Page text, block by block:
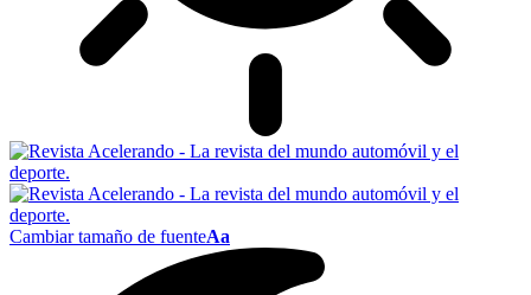
Cambiar tamaño de fuenteAa